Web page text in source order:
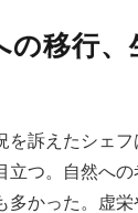
移行、
訴えたシェ
つ。自然へ
かった。虚栄